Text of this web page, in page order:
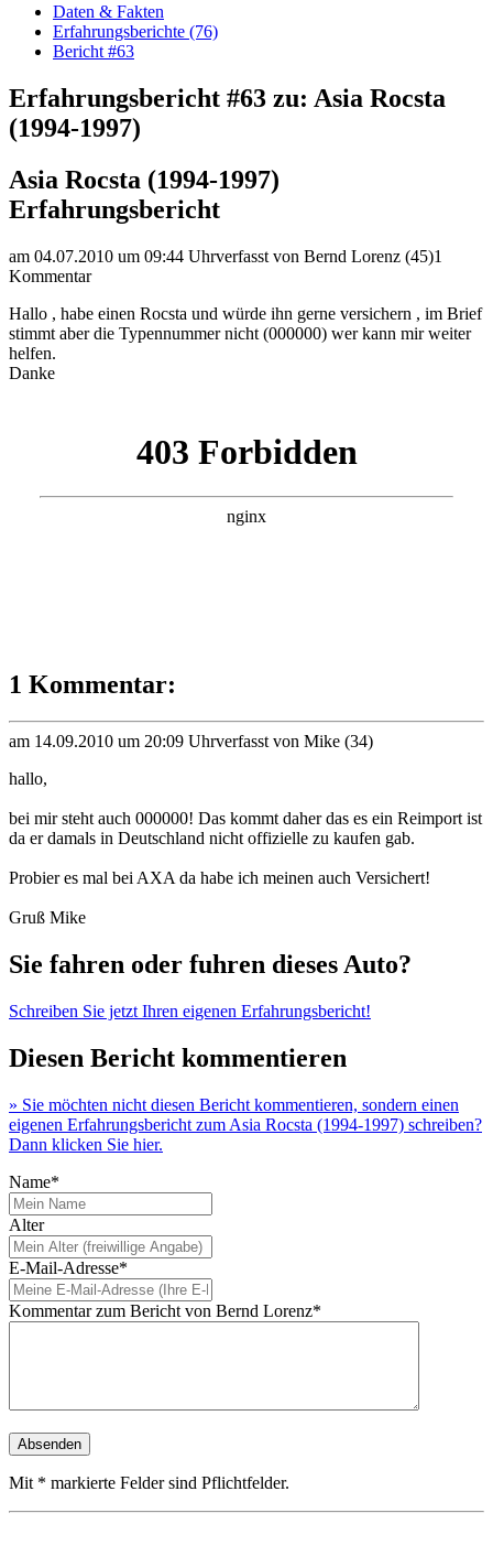
Daten & Fakten
Erfahrungsberichte (76)
Bericht #63
Erfahrungsbericht #63 zu: Asia Rocsta
(1994-1997)
Asia Rocsta (1994-1997)
Erfahrungsbericht
am 04.07.2010 um 09:44 Uhrverfasst von Bernd Lorenz (45)1
Kommentar
Hallo , habe einen Rocsta und würde ihn gerne versichern , im Brief
stimmt aber die Typennummer nicht (000000) wer kann mir weiter
helfen.
Danke
1 Kommentar:
am 14.09.2010 um 20:09 Uhrverfasst von Mike (34)
hallo,
bei mir steht auch 000000! Das kommt daher das es ein Reimport ist
da er damals in Deutschland nicht offizielle zu kaufen gab.
Probier es mal bei AXA da habe ich meinen auch Versichert!
Gruß Mike
Sie fahren oder fuhren dieses Auto?
Schreiben Sie jetzt Ihren eigenen Erfahrungsbericht!
Diesen Bericht kommentieren
» Sie möchten nicht diesen Bericht kommentieren, sondern einen
eigenen Erfahrungsbericht zum Asia Rocsta (1994-1997) schreiben?
Dann klicken Sie hier.
Name*
Alter
E-Mail-Adresse*
Kommentar zum Bericht von Bernd Lorenz*
Mit * markierte Felder sind Pflichtfelder.